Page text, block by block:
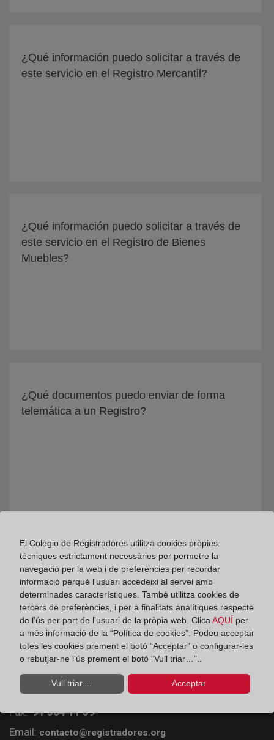
¿Qué información puedo solicitar a través de
este servicio en el Registro Mercantil?
¿Qué información puedo solicitar a través de
este servicio en el Registro de Bienes
Muebles?
¿Qué documentos puedo enviar de forma
telemática a un Registro?
Colegio de Registradores
Príncipe de Vergara 70. 28006 Madrid
Teléfono:91 270 17 96
Fax:91 564 11 59
Email: contacto@registradores.org
El Colegio de Registradores utilitza cookies pròpies:
tècniques estrictament necessàries per permetre la
navegació per la web i de preferències per recordar
informació perquè l'usuari accedeixi al servei amb
determinades característiques. També utilitza cookies de
tercers de preferències, i per a finalitats analítiques respecte
de l'ús per part de l'usuari de la pròpia web. Clica AQUÍ per
a més informació de la “Política de cookies”. Podeu acceptar
totes les cookies prement el botó “Acceptar” o configurar-les
o rebutjar-ne l'ús prement el botó “Vull triar…”..
Vull triar.... Acceptar